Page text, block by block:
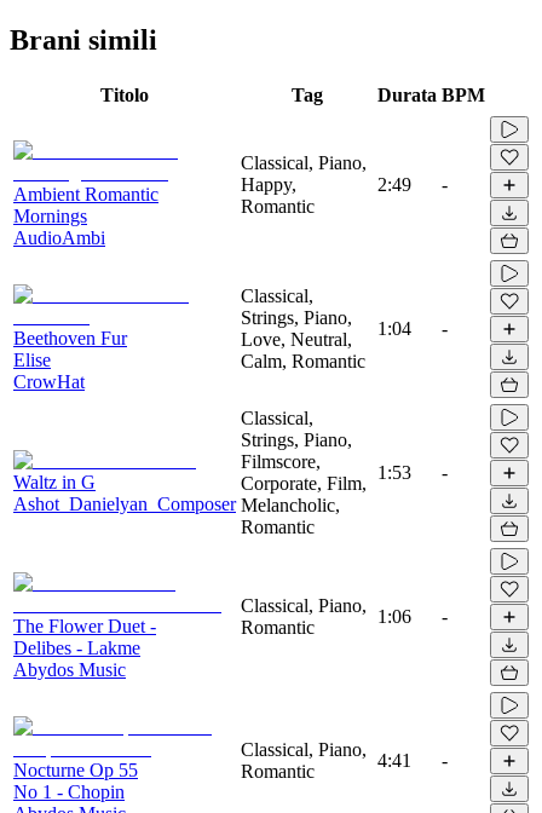
Brani simili
Titolo Tag Durata BPM
Ambient Romantic
Mornings
AudioAmbi
Classical, Piano,
Happy,
Romantic
2:49 -
Beethoven Fur
Elise
CrowHat
Classical,
Strings, Piano,
Love, Neutral,
Calm, Romantic
1:04 -
Waltz in G
Ashot_Danielyan_Composer
Classical,
Strings, Piano,
Filmscore,
Corporate, Film,
Melancholic,
Romantic
1:53 -
The Flower Duet -
Delibes - Lakme
Abydos Music
Classical, Piano,
Romantic
1:06 -
Nocturne Op 55
No 1 - Chopin
Classical, Piano,
Romantic
4:41 -